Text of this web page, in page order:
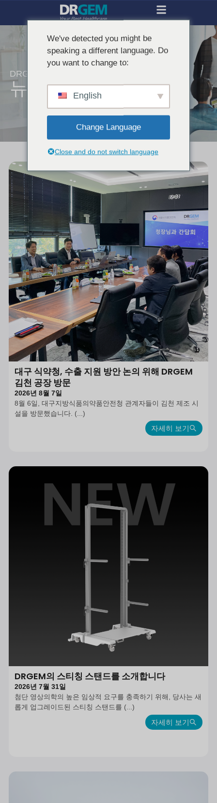
DRGEM의 최신 업데이트 소식을 받아보세요.
뉴스
대구 식약청, 수출 지원 방안 논의 위해 DRGEM
김천 공장 방문
2026년 8월 7일
8월 6일, 대구지방식품의약품안전청 관계자들이 김천 제조 시
설을 방문했습니다. (...)
자세히 보기
DRGEM의 스티칭 스탠드를 소개합니다
2026년 7월 31일
첨단 영상의학의 높은 임상적 요구를 충족하기 위해, 당사는 새
롭게 업그레이드된 스티칭 스탠드를 (...)
자세히 보기
We've detected you might be
speaking a different language. Do
you want to change to:
English
Change Language
Close and do not switch language